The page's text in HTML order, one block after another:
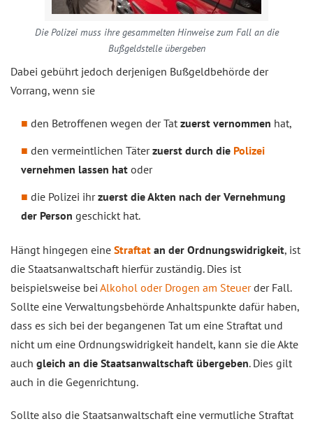
Die Polizei muss ihre gesammelten Hinweise zum Fall an die
Bußgeldstelle übergeben
Dabei gebührt jedoch derjenigen Bußgeldbehörde der
Vorrang, wenn sie
den Betroffenen wegen der Tat zuerst vernommen hat,
den vermeintlichen Täterzuerst durch die Polizei
vernehmen lassen hat oder
die Polizei ihrzuerst die Akten nach der Vernehmung
der Person geschickt hat.
Hängt hingegen eine Straftat an der Ordnungswidrigkeit, ist
die Staatsanwaltschaft hierfür zuständig. Dies ist
beispielsweise bei Alkohol oder Drogen am Steuerder Fall.
Sollte eine Verwaltungsbehörde Anhaltspunkte dafür haben,
dass es sich bei der begangenen Tat um eine Straftat und
nicht um eine Ordnungswidrigkeit handelt, kann sie die Akte
auch gleich an die Staatsanwaltschaft übergeben. Dies gilt
auch in die Gegenrichtung.
Sollte also die Staatsanwaltschaft eine vermutliche Straftat